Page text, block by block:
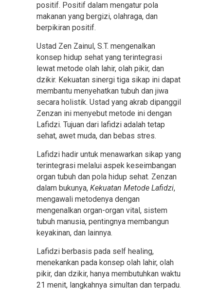
positif. Positif dalam mengatur pola
makanan yang bergizi, olahraga, dan
berpikiran positif.
Ustad Zen Zainul, S.T. mengenalkan
konsep hidup sehat yang terintegrasi
lewat metode olah lahir, olah pikir, dan
dzikir. Kekuatan sinergi tiga sikap ini dapat
membantu menyehatkan tubuh dan jiwa
secara holistik. Ustad yang akrab dipanggil
Zenzan ini menyebut metode ini dengan
Lafidzi. Tujuan dari lafidzi adalah tetap
sehat, awet muda, dan bebas stres.
Lafidzi hadir untuk menawarkan sikap yang
terintegrasi melalui aspek keseimbangan
organ tubuh dan pola hidup sehat. Zenzan
dalam bukunya, Kekuatan Metode Lafidzi,
mengawali metodenya dengan
mengenalkan organ-organ vital, sistem
tubuh manusia, pentingnya membangun
keyakinan, dan lainnya.
Lafidzi berbasis pada self healing,
menekankan pada konsep olah lahir, olah
pikir, dan dzikir, hanya membutuhkan waktu
21 menit, langkahnya simultan dan terpadu.